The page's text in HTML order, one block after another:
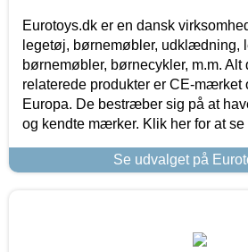
Eurotoys.dk er en dansk
legetøj, børnemøbler, udklædning,
børnemøbler, børnecykler, m.m. Alt
relaterede produkter er CE-mærket
Europa. De bestræber sig på at
og kendte mærker. Klik her for at se
Se udvalget på